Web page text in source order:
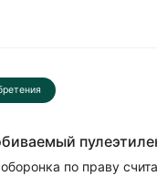
по праву